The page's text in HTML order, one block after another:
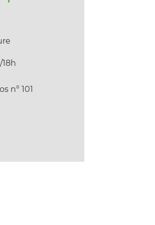
n° 101